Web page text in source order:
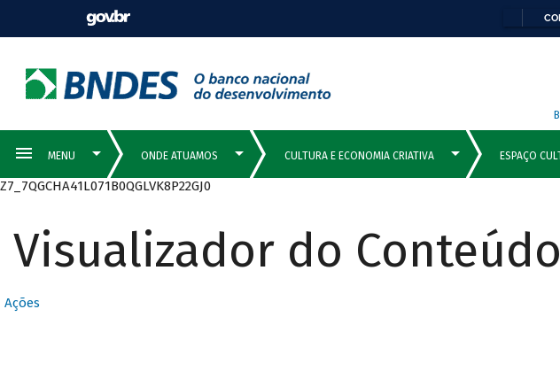
Z7_7QGCHA41L071B0QGLVK8P22GJ0
Visualizador do
Ações